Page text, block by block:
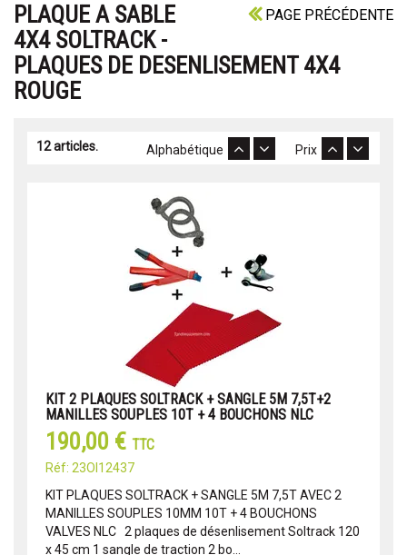
PAGE PRÉCÉDENTE
PLAQUE A SABLE
4X4 SOLTRACK -
PLAQUES DE DESENLISEMENT 4X4
ROUGE
12 articles. Prix
Alphabétique
KIT 2 PLAQUES SOLTRACK + SANGLE 5M 7,5T+2
MANILLES SOUPLES 10T + 4 BOUCHONS NLC
190,00 € TTC
Réf: 23OI12437
KIT PLAQUES SOLTRACK + SANGLE 5M 7,5T AVEC 2
MANILLES SOUPLES 10MM 10T + 4 BOUCHONS
VALVES NLC 2 plaques de désenlisement Soltrack 120
x 45 cm 1 sangle de traction 2 bo...